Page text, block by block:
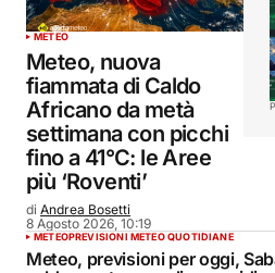
METEO
Meteo, nuova
fiammata di Caldo
Africano da metà
settimana con picchi
fino a 41°C: le Aree
più ‘Roventi’
di Andrea Bosetti
8 Agosto 2026, 10:19
METEOPREVISIONI METEO QUOTIDIANE
Meteo, previsioni per oggi,